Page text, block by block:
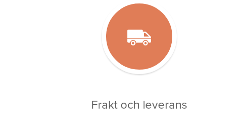
Frakt och leverans